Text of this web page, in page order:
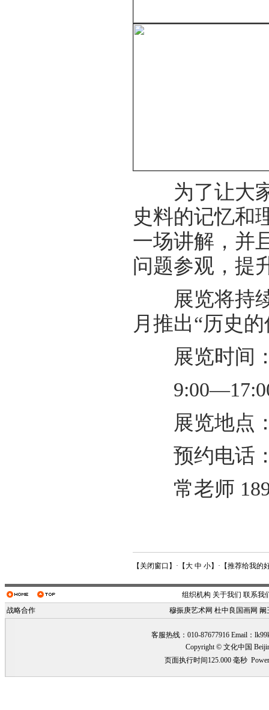
为了让大家
史料的记忆和
一场讲解，并
问题参观，提
展览将持续
月推出“历史
展览时间：
展览地点：
预约电话：
常老师
【 关闭窗口 】·【大 中 小】·【推荐给我的
组织机构 关于我们 联系我
战略合作
穆振庚艺术网 杜中良国画网 阚
客服热线：010-87677916 Email：
Copyright © 文化中国
页面执行时间125.000 毫秒